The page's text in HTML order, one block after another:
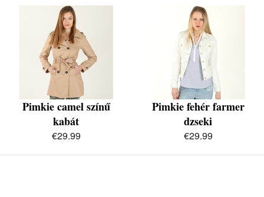
Pimkie camel színű
kabát
€29.99
Pimkie fehér farmer
dzseki
€29.99